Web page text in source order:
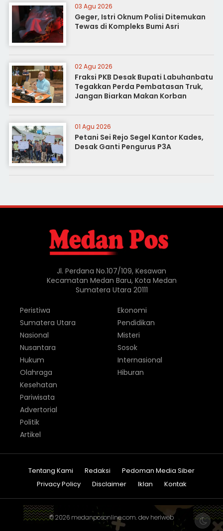
03 Agu 2026
Geger, Istri Oknum Polisi Ditemukan
Tewas di Kompleks Bumi Asri
02 Agu 2026
Fraksi PKB Desak Bupati Labuhanbatu
Tegakkan Perda Pembatasan Truk,
Jangan Biarkan Makan Korban
01 Agu 2026
Petani Sei Rejo Segel Kantor Kades,
Desak Ganti Pengurus P3A
Jl. Perdana No.107/109, Kesawan
Kecamatan Medan Baru, Kota Medan
Sumatera Utara 20111
Peristiwa
Sumatera Utara
Nasional
Nusantara
Hukum
Olahraga
Ekonomi
Pendidikan
Misteri
Sosok
Internasional
Hiburan
Kesehatan
Pariwisata
Advertorial
Politik
Artikel
Tentang Kami Redaksi
Pedoman Media Siber
Privacy Policy
Disclaimer Iklan Kontak
© 2026 medanposonline.com. dev heriweb